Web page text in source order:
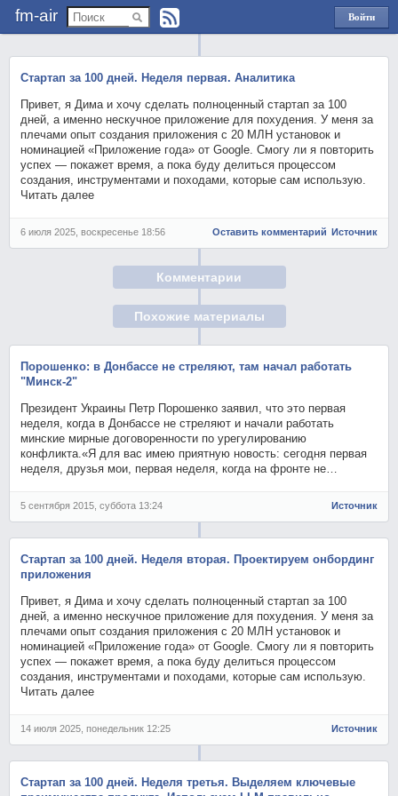
fm-air
Войти
через
Стартап за 100 дней. Неделя первая. Аналитика
Привет, я Дима и хочу сделать полноценный стартап за 100
дней, а именно нескучное приложение для похудения. У меня за
плечами опыт создания приложения с 20 МЛН установок и
номинацией «Приложение года» от Google. Смогу ли я повторить
успех — покажет время, а пока буду делиться процессом
создания, инструментами и походами, которые сам использую.
Читать далее
6 июля 2025, воскресенье 18:56 Оставить комментарий Источник
Комментарии
Похожие материалы
Порошенко: в Донбассе не стреляют, там начал работать
"Минск-2"
Президент Украины Петр Порошенко заявил, что это первая
неделя, когда в Донбассе не стреляют и начали работать
минские мирные договоренности по урегулированию
конфликта.«Я для вас имею приятную новость: сегодня первая
неделя, друзья мои, первая неделя, когда на фронте не…
5 сентября 2015, суббота 13:24 Источник
Стартап за 100 дней. Неделя вторая. Проектируем онбординг
приложения
Привет, я Дима и хочу сделать полноценный стартап за 100
дней, а именно нескучное приложение для похудения. У меня за
плечами опыт создания приложения с 20 МЛН установок и
номинацией «Приложение года» от Google. Смогу ли я повторить
успех — покажет время, а пока буду делиться процессом
создания, инструментами и походами, которые сам использую.
Читать далее
14 июля 2025, понедельник 12:25 Источник
Стартап за 100 дней. Неделя третья. Выделяем ключевые